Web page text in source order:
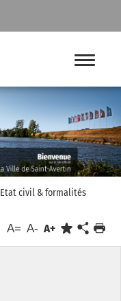
Etat civil & formalités
A= A- A+